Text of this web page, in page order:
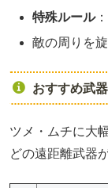
特殊ルール
敵の周りを
おすすめ武
ツメ・ムチに大
どの遠距離武器